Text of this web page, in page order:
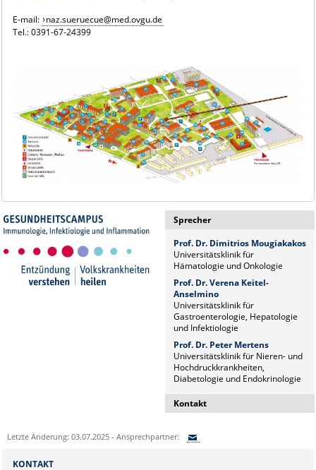
E-mail: naz.sueruecue@med.ovgu.de
Tel.: 0391-67-24399
Sprecher
Prof. Dr. Dimitrios Mougiakakos
Universitätsklinik für
Hämatologie und Onkologie
Prof. Dr. Verena Keitel-
Anselmino
Universitätsklinik für
Gastroenterologie, Hepatologie
und Infektiologie
Prof. Dr. Peter Mertens
Universitätsklinik für Nieren- und
Hochdruckkrankheiten,
Diabetologie und Endokrinologie
Kontakt
Wissenschaftskoordinatorin
Letzte Änderung: 03.07.2025 - Ansprechpartner:
KONTAKT